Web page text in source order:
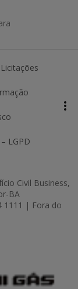
Licitações
LGPD
more_vert
Civil Business,
BA
1111 | Fora do